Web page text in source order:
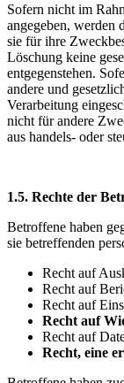
Sofern nicht im
angegeben, werden
sie für ihre
Löschung keine
entgegenstehen.
andere und
Verarbeitung
nicht für andere
aus handels- oder
1.5. Rechte der
Betroffene haben
sie betreffenden
Recht auf
Recht auf
Recht auf
Recht auf
Recht auf
Recht, eine